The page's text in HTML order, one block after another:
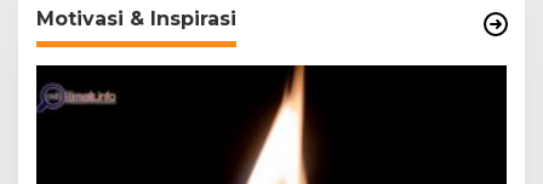
Motivasi & Inspirasi